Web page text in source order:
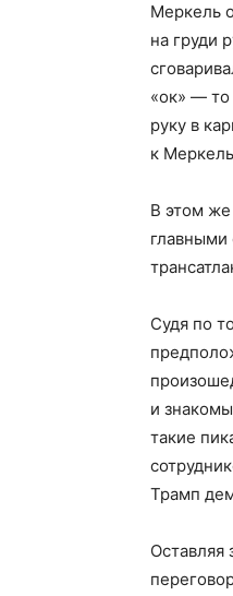
Меркель
на груди
«ок» — то
руку в
к
В этом
главными
Судя по
и
такие
Трамп
Оставляя